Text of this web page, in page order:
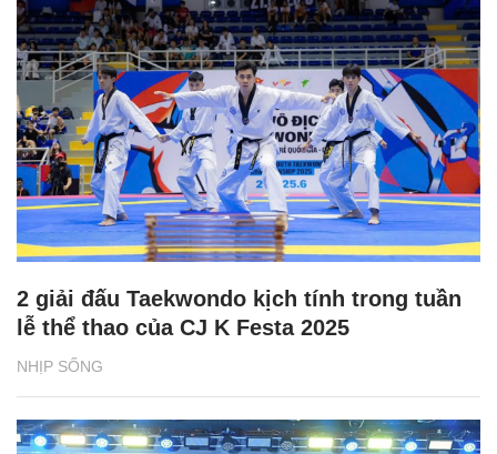
NHỊP SỐNG
2 giải đấu Taekwondo kịch tính trong tuần
lễ thể thao của CJ K Festa 2025